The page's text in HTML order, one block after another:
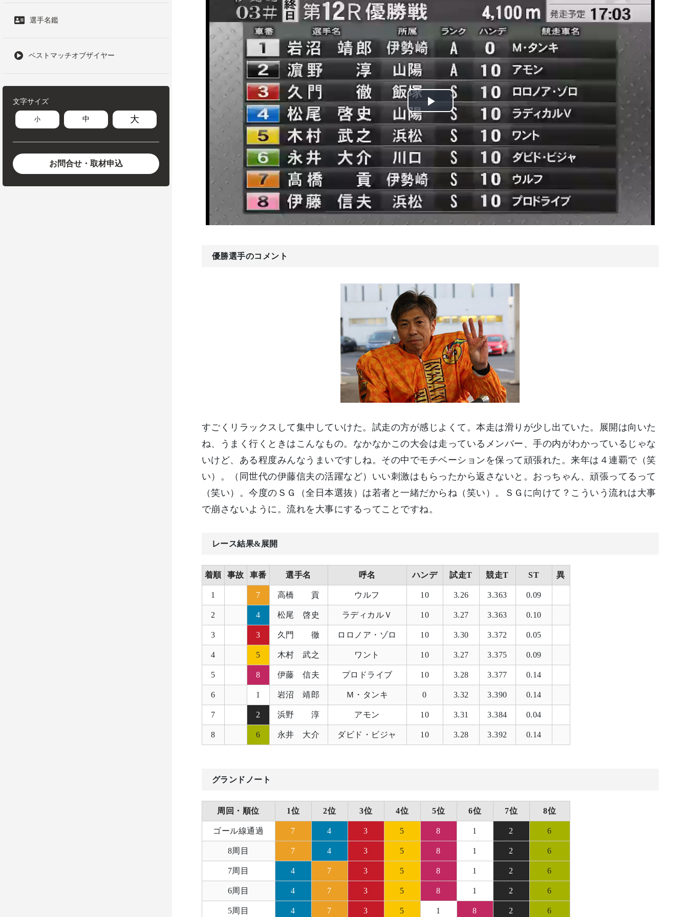
選手名鑑
ベストマッチオブザイヤー
文字サイズ
小 中 大
お問合せ・取材申込
優勝選手のコメント
すごくリラックスして集中していけた。試走の方が感じよくて。本走は滑りが少し出ていた。展開は向いた
ね、うまく行くときはこんなもの。なかなかこの大会は走っているメンバー、手の内がわかっているじゃな
いけど、ある程度みんなうまいですしね。その中でモチベーションを保って頑張れた。来年は４連覇で（笑
い）。（同世代の伊藤信夫の活躍など）いい刺激はもらったから返さないと。おっちゃん、頑張ってるって
（笑い）。今度のＳＧ（全日本選抜）は若者と一緒だからね（笑い）。ＳＧに向けて？こういう流れは大事
で崩さないように。流れを大事にするってことですね。
レース結果&展開
着順 事故 車番 選手名 呼名 ハンデ 試走T 競走T ST 異
1 7 高橋 貢 ウルフ 10 3.26 3.363 0.09
2 4 松尾 啓史 ラディカルＶ 10 3.27 3.363 0.10
3 3 久門 徹 ロロノア・ゾロ 10 3.30 3.372 0.05
4 5 木村 武之 ワント 10 3.27 3.375 0.09
5 8 伊藤 信夫 プロドライブ 10 3.28 3.377 0.14
6 1 岩沼 靖郎 Ｍ・タンキ 0 3.32 3.390 0.14
7 2 浜野 淳 アモン 10 3.31 3.384 0.04
8 6 永井 大介 ダビド・ビジャ 10 3.28 3.392 0.14
グランドノート
周回・順位 1位 2位 3位 4位 5位 6位 7位 8位
ゴール線通過 7 4 3 5 8 1 2 6
8周目 7 4 3 5 8 1 2 6
7周目 4 7 3 5 8 1 2 6
6周目 4 7 3 5 8 1 2 6
5周目 4 7 3 5 1 8 2 6